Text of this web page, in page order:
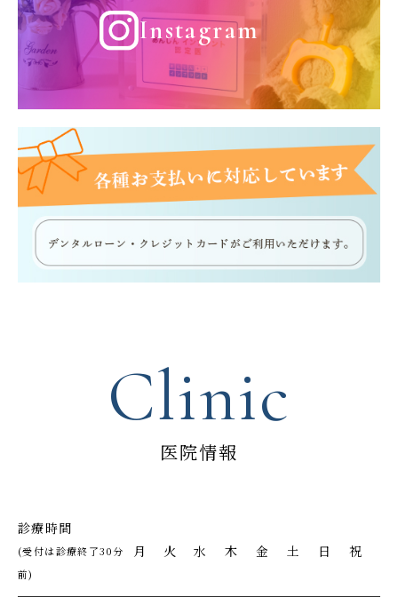
Instagram
Clinic
医院情報
診療時間
(受付は診療終了30分
前)
月 火 水 木 金 土 日 祝